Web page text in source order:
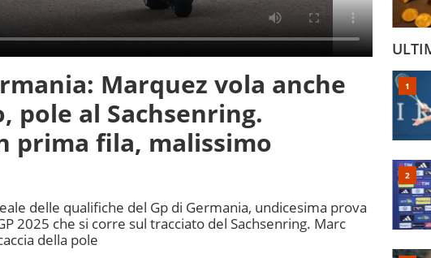
Marquez vola anche
pole al Sachsenring.
prima fila, malissimo
delle qualifiche del Gp di Germania, undicesima prova
2025 che si corre sul tracciato del Sachsenring. Marc
della pole